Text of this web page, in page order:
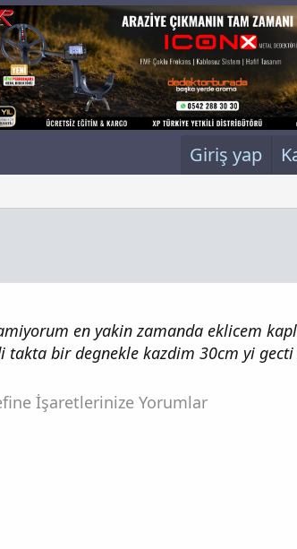
Giriş yap
en yakin zamanda eklicem
bir degnekle kazdim 30cm yi gecti
İşaretlerinize Yorumlar